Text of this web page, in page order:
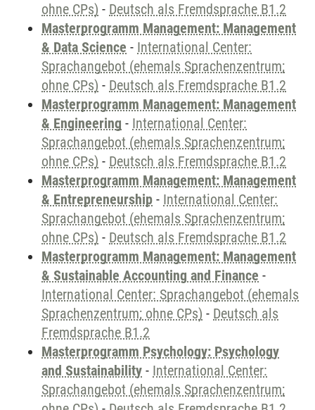
ohne CPs) - Deutsch als Fremdsprache B1.2
Masterprogramm Management: Management
& Data Science - International Center:
Sprachangebot (ehemals Sprachenzentrum;
ohne CPs) - Deutsch als Fremdsprache B1.2
Masterprogramm Management: Management
& Engineering - International Center:
Sprachangebot (ehemals Sprachenzentrum;
ohne CPs) - Deutsch als Fremdsprache B1.2
Masterprogramm Management: Management
& Entrepreneurship - International Center:
Sprachangebot (ehemals Sprachenzentrum;
ohne CPs) - Deutsch als Fremdsprache B1.2
Masterprogramm Management: Management
& Sustainable Accounting and Finance -
International Center: Sprachangebot (ehemals
Sprachenzentrum; ohne CPs) - Deutsch als
Fremdsprache B1.2
Masterprogramm Psychology: Psychology
and Sustainability - International Center:
Sprachangebot (ehemals Sprachenzentrum;